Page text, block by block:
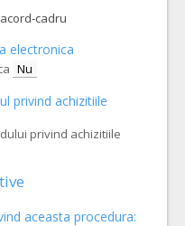
cadru
electronica
Nu
privind achizitiile
privind achizitiile
aceasta procedura: